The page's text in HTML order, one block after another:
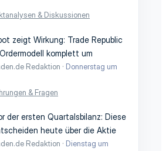
& Diskussionen
zeigt Wirkung: Trade Republic
komplett um
Redaktion
Donnerstag um
& Fragen
der ersten Quartalsbilanz: Diese
heute über die Aktie
Redaktion
Dienstag um